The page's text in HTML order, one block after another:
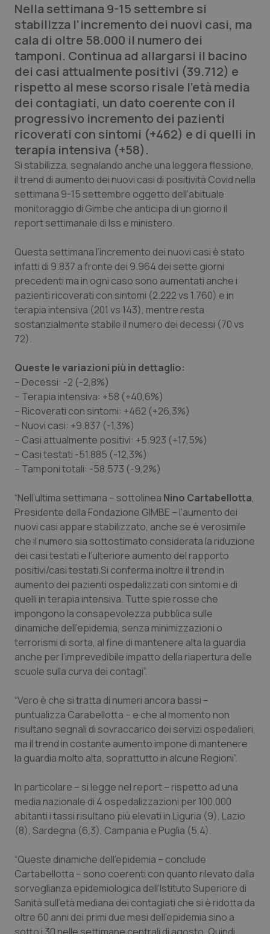
QS Pro
Professionisti Sanitari.AI
Abruzzo
Basilicata
Calabria
Campania
Emilia-Romagna
Friuli Venezia Giulia
Lazio
Liguria
Lombardia
Molise
Piemonte
Provincia Autonoma di Bolzano
Provincia Autonoma di Trento
Puglia
Sardegna
Sicilia
Toscana
Umbria
Valle D’Aosta
Veneto
QS Pro Gold
Artrite & artrosi
Asma & BPCO
Car-T
Colesterolo & coronaropatie
Dermatite Atopica
Diabete & glucometri
Disturbi dell’umore
Dolore
Epatiti
HIV
Infezioni & Febbre
Ipertensione & Scompenso
Malattie rare
Malattia di Crohn & Rettocolite Ulcerosa
Neuroscienze & patologie neurodegenerative
Obesità
Oftalmologia
Oncodermatologia
Oncoematologia
Oncologia & Nutrizione
Psoriasi & pelle
Quotidiano Cardiologia
Quotidiano Chirurgia
Quotidiano Oncologia
Quotidiano Pediatria
Rene & patologie urogenitali
QS Club Newsletter
Nella settimana 9-15 settembre si
stabilizza l’incremento dei nuovi casi, ma
cala di oltre 58.000 il numero dei
tamponi. Continua ad allargarsi il bacino
dei casi attualmente positivi (39.712) e
rispetto al mese scorso risale l’età media
dei contagiati, un dato coerente con il
progressivo incremento dei pazienti
ricoverati con sintomi (+462) e di quelli in
terapia intensiva (+58).
Si stabilizza, segnalando anche una leggera flessione,
il trend di aumento dei nuovi casi di positività Covid nella
settimana 9-15 settembre oggetto dell’abituale
monitoraggio di Gimbe che anticipa di un giorno il
report settimanale di Iss e ministero.
Questa settimana l’incremento dei nuovi casi è stato
infatti di 9.837 a fronte dei 9.964 dei sette giorni
precedenti ma in ogni caso sono aumentati anche i
pazienti ricoverati con sintomi (2.222 vs 1.760) e in
terapia intensiva (201 vs 143), mentre resta
sostanzialmente stabile il numero dei decessi (70 vs
72).
Queste le variazioni più in dettaglio:
– Decessi: -2 (-2,8%)
– Terapia intensiva: +58 (+40,6%)
– Ricoverati con sintomi: +462 (+26,3%)
– Nuovi casi: +9.837 (-1,3%)
– Casi attualmente positivi: +5.923 (+17,5%)
– Casi testati -51.885 (-12,3%)
– Tamponi totali: -58.573 (-9,2%)
“Nell’ultima settimana – sottolinea Nino Cartabellotta,
Presidente della Fondazione GIMBE – l’aumento dei
nuovi casi appare stabilizzato, anche se è verosimile
che il numero sia sottostimato considerata la riduzione
dei casi testati e l’ulteriore aumento del rapporto
positivi/casi testati.Si conferma inoltre il trend in
aumento dei pazienti ospedalizzati con sintomi e di
quelli in terapia intensiva. Tutte spie rosse che
impongono la consapevolezza pubblica sulle
dinamiche dell’epidemia, senza minimizzazioni o
terrorismi di sorta, al fine di mantenere alta la guardia
anche per l’imprevedibile impatto della riapertura delle
scuole sulla curva dei contagi”.
“Vero è che si tratta di numeri ancora bassi –
puntualizza Carabellotta – e che al momento non
risultano segnali di sovraccarico dei servizi ospedalieri,
ma il trend in costante aumento impone di mantenere
la guardia molto alta, soprattutto in alcune Regioni”.
In particolare – si legge nel report – rispetto ad una
media nazionale di 4 ospedalizzazioni per 100.000
abitanti i tassi risultano più elevati in Liguria (9), Lazio
(8), Sardegna (6,3), Campania e Puglia (5,4).
“Queste dinamiche dell’epidemia – conclude
Cartabellotta – sono coerenti con quanto rilevato dalla
sorveglianza epidemiologica dell’Istituto Superiore di
Sanità sull’età mediana dei contagiati che si è ridotta da
oltre 60 anni dei primi due mesi dell’epidemia sino a